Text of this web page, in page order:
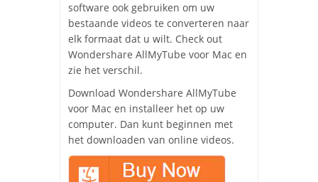
software ook gebruiken om uw
bestaande videos te converteren naar
elk formaat dat u wilt. Check out
Wondershare AllMyTube voor Mac en
zie het verschil.
Download Wondershare AllMyTube
voor Mac en installeer het op uw
computer. Dan kunt beginnen met
het downloaden van online videos.